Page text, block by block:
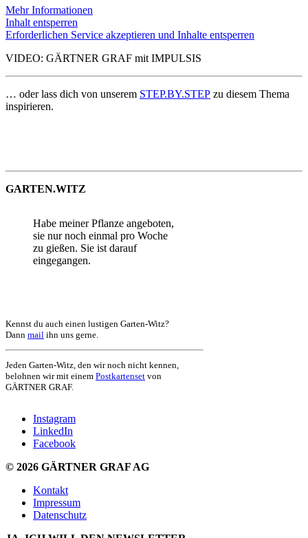
Mehr Informationen
Inhalt entsperren
Erforderlichen Service akzeptieren und Inhalte entsperren
VIDEO: GÄRTNER GRAF mit IMPULSIS
… oder lass dich von unserem STEP.BY.STEP zu diesem Thema
inspirieren.
GARTEN.WITZ
Habe meiner Pflanze angeboten,
sie nur noch einmal pro Woche
zu gießen. Sie ist darauf
eingegangen.
Kennst du auch einen lustigen Garten-Witz?
Dann mail ihn uns gerne.
Jeden Garten-Witz, den wir noch nicht kennen,
belohnen wir mit einem Postkartenset von
GÄRTNER GRAF.
Instagram
LinkedIn
Facebook
© 2026 GÄRTNER GRAF AG
Kontakt
Impressum
Datenschutz